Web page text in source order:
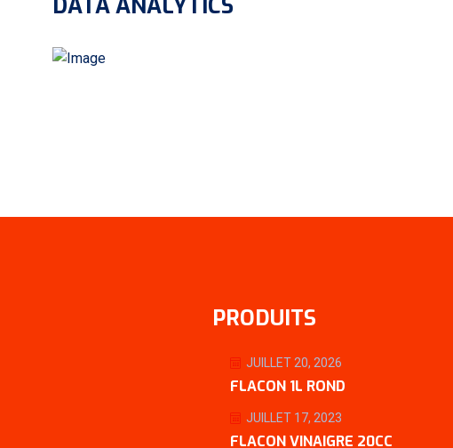
PRODUITS
JUILLET 20, 2026
FLACON 1L ROND
JUILLET 17, 2023
FLACON VINAIGRE 20CC